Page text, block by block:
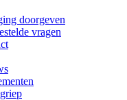
doorgeven
vragen